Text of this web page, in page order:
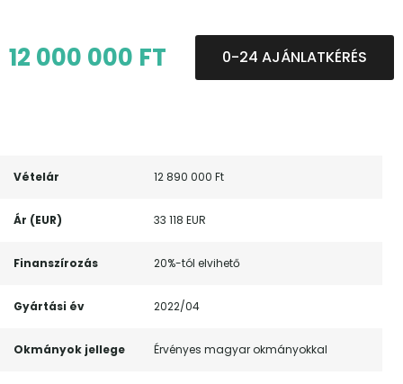
12 000 000 FT 0-24 AJÁNLATKÉRÉS
Vételár 12 890 000 Ft
Ár (EUR) 33 118 EUR
Finanszírozás 20%-tól elvihető
Gyártási év 2022/04
Okmányok jellege Érvényes magyar okmányokkal